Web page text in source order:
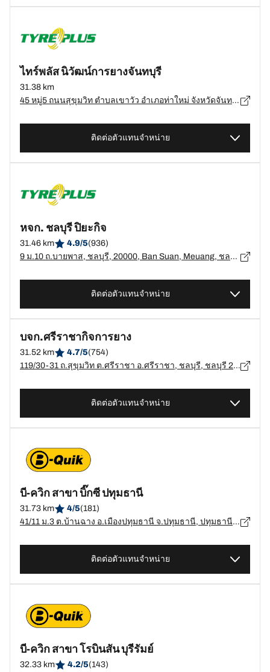
ไทร์พลัส นิวัฒน์การยางจันทบุรี
31.38 km
45 หมู่5 ถนนสุขุมวิท ตำบลเขาวัว อำเภอท่าใหม่ จังหวัดจันทบุรี 22120, จันทบุรี - 22120
ติดต่อตัวแทนจำหน่าย
หจก. ชลบุรี ปิยะกิจ
31.46 km 4.9/5(936)
9 ม.10 ถ.บายพาส, ชลบุรี, 20000, Ban Suan, Meuang, ชลบุรี - 20000
ติดต่อตัวแทนจำหน่าย
บจก.ศรีราชากิจการยาง
31.52 km 4.7/5(754)
119/30-31 ถ.สุขุมวิท ต.ศรีราชา อ.ศรีราชา, ชลบุรี, ชลบุรี 20110 ต.แพรกศรีราชา, ชลบุรี - 20110
ติดต่อตัวแทนจำหน่าย
บี-ควิก สาขา บิ๊กซี ปทุมธานี
31.73 km 4/5(181)
41/11 ม.3 ต.บ้านฉาง อ.เมืองปทุมธานี จ.ปทุมธานี, ปทุมธานี - 12000
ติดต่อตัวแทนจำหน่าย
บี-ควิก สาขา โรบินสัน บุรีรัมย์
32.33 km 4.2/5(143)